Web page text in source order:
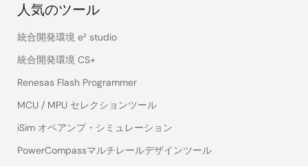
人気のツール
統合開発環境 e² studio
統合開発環境 CS+
Renesas Flash Programmer
MCU / MPU セレクションツール
iSim オペアンプ・シミュレーション
PowerCompassマルチレールデザインツール